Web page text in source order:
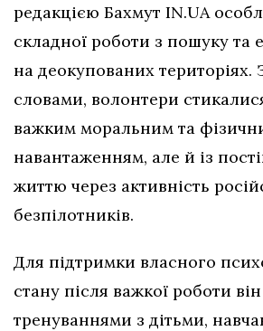
редакцією Бахмут IN.UA
складної роботи з пошуку та
на деокупованих територіях.
словами, волонтери
важким моральним та
навантаженням, але й із
життю через активність
безпілотників.
Для підтримки власного
стану після важкої роботи
тренуваннями з дітьми,